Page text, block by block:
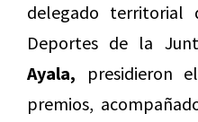
delegado territorial
Deportes de la
Ayala, presidieron
premios,